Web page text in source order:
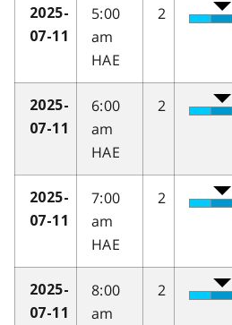
2025-
07-11
5:00
am
HAE
2
2025-
07-11
6:00
am
HAE
2
2025-
07-11
7:00
am
HAE
2
2025-
07-11
8:00
am
2